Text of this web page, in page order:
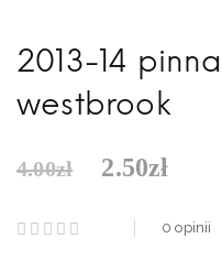
2013-14
westbrook
4.00zł 2.50zł
0 opinii